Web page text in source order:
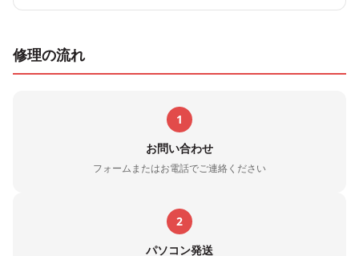
修理の流れ
1
お問い合わせ
フォームまたはお電話でご連絡ください
2
パソコン発送